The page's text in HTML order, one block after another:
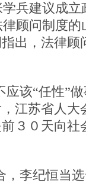
兵建议成
顾问制度
出，法律
该“任性”
江苏省人
３０天向
李纪恒当